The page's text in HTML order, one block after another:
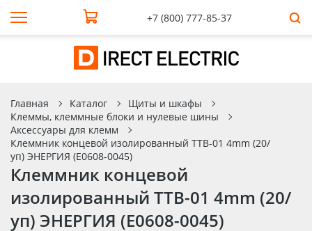
+7 (800) 777-85-37
Главная Каталог
Щиты и шкафы
Клеммы, клеммные блоки и нулевые шины
Аксессуары для клемм
Клеммник концевой изолированный TTB-01 4mm (20/
уп) ЭНЕРГИЯ (Е0608-0045)
Клеммник концевой
изолированный TTB-01 4mm (20/
уп) ЭНЕРГИЯ (Е0608-0045)